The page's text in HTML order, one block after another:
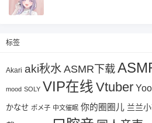
标签
Akari aki秋水ASMR下载
mood SOLY VIP在线 Vtuber
かなせ ポメ子 中文催眠 你的圈圈儿 兰兰